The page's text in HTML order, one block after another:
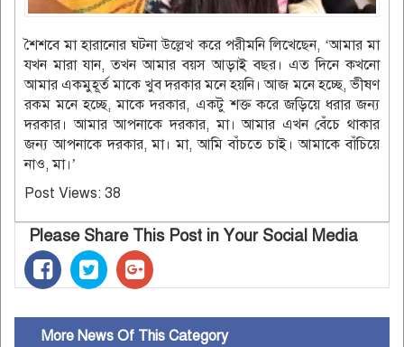
শৈশবে মা হারানোর ঘটনা উল্লেখ করে পরীমনি লিখেছেন, ‘আমার মা
যখন মারা যান, তখন আমার বয়স আড়াই বছর। এত দিনে কখনো
আমার একমুহূর্ত মাকে খুব দরকার মনে হয়নি। আজ মনে হচ্ছে, ভীষণ
রকম মনে হচ্ছে, মাকে দরকার, একটু শক্ত করে জড়িয়ে ধরার জন্য
দরকার। আমার আপনাকে দরকার, মা। আমার এখন বেঁচে থাকার
জন্য আপনাকে দরকার, মা। মা, আমি বাঁচতে চাই। আমাকে বাঁচিয়ে
নাও, মা।’
Post Views: 38
Please Share This Post in Your Social Media
More News Of This Category